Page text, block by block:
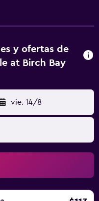
de 3,5 estrellas, los
frigorífico, placa de
Los huéspedes
a nuestro acceso a
servicios para las
fuertes y teléfono; se
(pueden existir
incluyen cafetera
En el alojamiento
hidromasaje. Otros
incluyen gimnasio. Se
y ofertas de
at Birch Bay
vie. 14/8